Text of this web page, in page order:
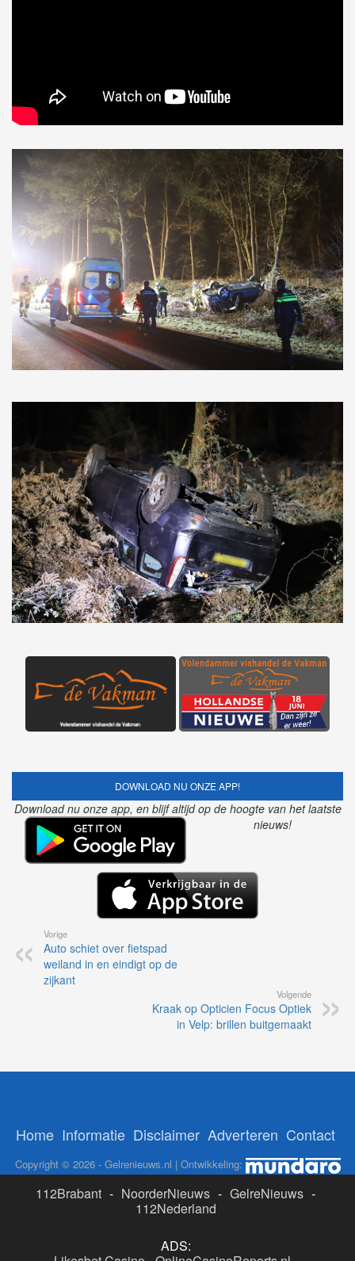
DOWNLOAD NU ONZE APP!
Download nu onze app, en blijf altijd op de hoogte van het laatste
nieuws!
Vorige
Auto schiet over fietspad
weiland in en eindigt op de
zijkant
Volgende
Kraak op Opticien Focus Optiek
in Velp: brillen buitgemaakt
Home Informatie Disclaimer Adverteren Contact
Copyright © 2026 - Gelrenieuws.nl | Ontwikkeling:
112Brabant - NoorderNieuws - GelreNieuws -
112Nederland
ADS: